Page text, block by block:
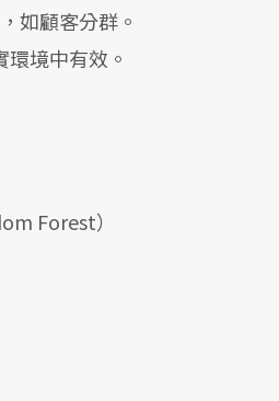
如顧客分群。
境中有效。
Forest）